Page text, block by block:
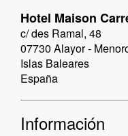
Hotel Maison
c/ des Ramal, 48
07730 Alayor -
Islas Baleares
España
Información